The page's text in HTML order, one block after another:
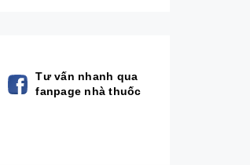
Tư vấn nhanh qua
fanpage nhà thuốc